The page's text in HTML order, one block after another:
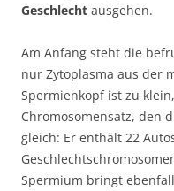
Geschlecht ausgehen.
Am Anfang steht die
nur Zytoplasma aus der
Spermienkopf ist zu
Chromosomensatz, den
gleich: Er enthält 22
Spermium bringt